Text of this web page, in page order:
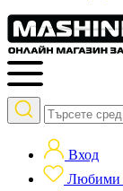
Вход
Любими